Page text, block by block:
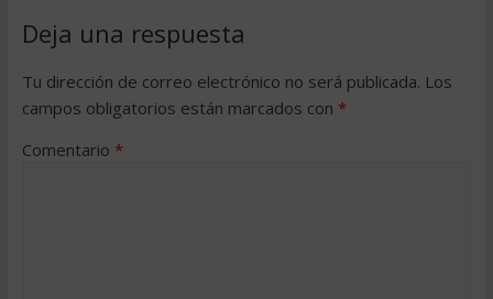
Deja una respuesta
Tu dirección de correo electrónico no será publicada. Los
campos obligatorios están marcados con *
Comentario *